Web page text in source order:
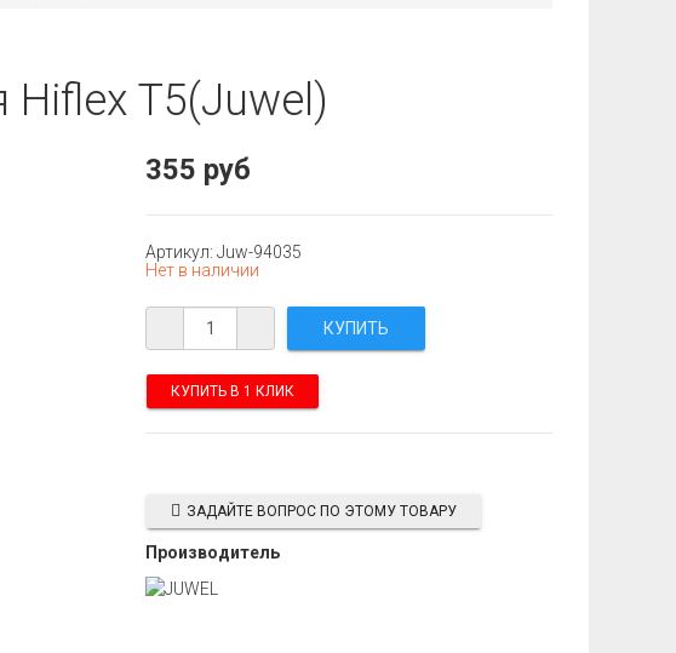
Hiflex T5(Juwel)
355 руб
Артикул: Juw-94035
Нет в наличии
КУПИТЬ В 1 КЛИК
ЗАДАЙТЕ ВОПРОС ПО ЭТОМУ ТОВАРУ
Производитель